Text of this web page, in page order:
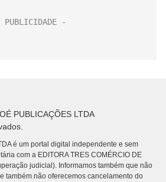
PUBLICAÇÕES LTDA
é um portal digital independente e sem
com a EDITORA TRES COMÉRCIO DE
judicial). Informamos também que não
também não oferecemos cancelamento do